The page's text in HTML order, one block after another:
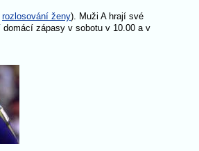
rozlosování ženy). Muži A hrají své
zápasy v sobotu v 10.00 a v